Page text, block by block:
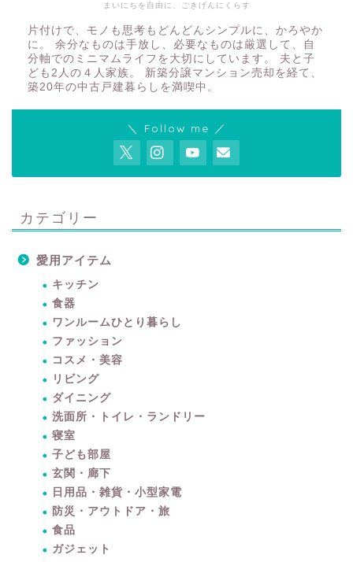
まいにちを自由に、ごきげんにくらす
片付けで、モノも思考もどんどんシンプルに、かろやか
に。 余分なものは手放し、必要なものは厳選して、自
分軸でのミニマムライフを大切にしています。 夫と子
ども2人の４人家族。 新築分譲マンション売却を経て、
築20年の中古戸建暮らしを満喫中。
＼ Follow me ／
カテゴリー
愛用アイテム
キッチン
食器
ワンルームひとり暮らし
ファッション
コスメ・美容
リビング
ダイニング
洗面所・トイレ・ランドリー
寝室
子ども部屋
玄関・廊下
日用品・雑貨・小型家電
防災・アウトドア・旅
食品
ガジェット